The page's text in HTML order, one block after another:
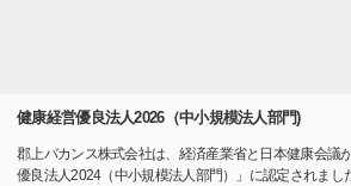
健康経営優良法人2026（中小規模法人部門)
郡上バカンス株式会社は、経済産業省と日本健康会議
優良法人2024（中小規模法人部門）」に認定されまし